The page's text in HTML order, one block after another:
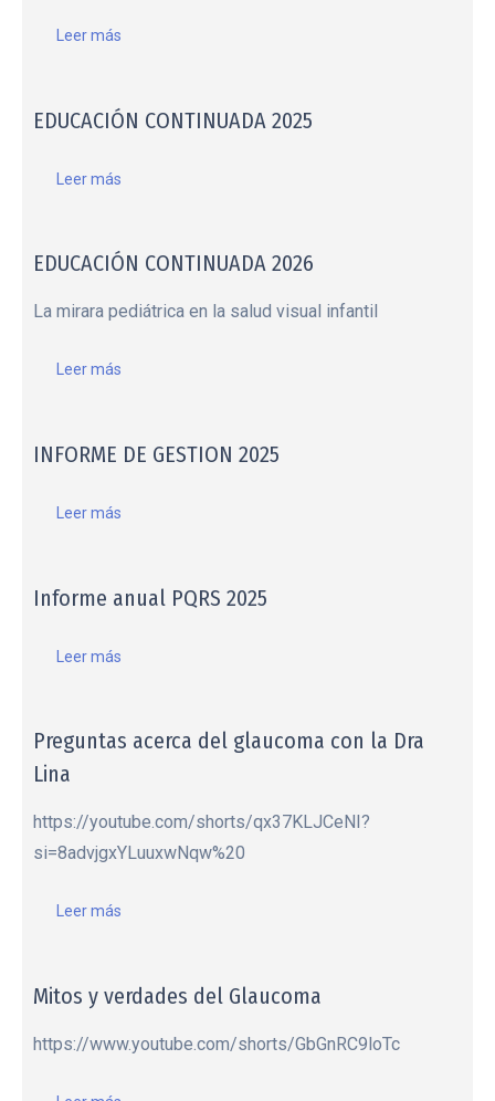
Leer más
EDUCACIÓN CONTINUADA 2025
Leer más
EDUCACIÓN CONTINUADA 2026
La mirara pediátrica en la salud visual infantil
Leer más
INFORME DE GESTION 2025
Leer más
Informe anual PQRS 2025
Leer más
Preguntas acerca del glaucoma con la Dra
Lina
https://youtube.com/shorts/qx37KLJCeNI?
si=8advjgxYLuuxwNqw%20
Leer más
Mitos y verdades del Glaucoma
https://www.youtube.com/shorts/GbGnRC9loTc